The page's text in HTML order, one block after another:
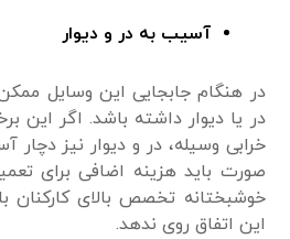
آسیب به در و دیوار
در هنگام جابجایی این وسایل
در یا دیوار داشته باشد. اگر این
خرابی وسیله، در و دیوار نیز
صورت باید هزینه اضافی برای
خوشبختانه تخصص بالای کارکنان
این اتفاق روی ندهد.